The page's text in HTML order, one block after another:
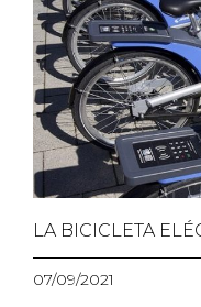
LA BICICLETA
07/09/2021